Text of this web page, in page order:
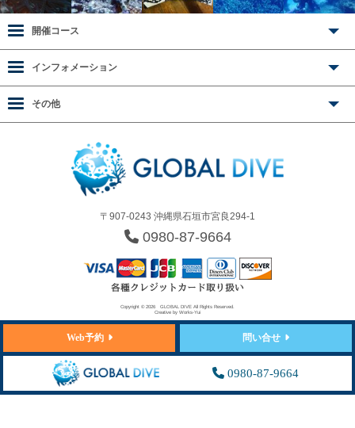
〒907-0243 沖縄県石垣市宮良294-1
0980-87-9664
開催コース
インフォメーション
その他
Copyright © 2026 GLOBAL DIVE All Rights Reserved.
Creative by Works-Yui
Web予約 問い合せ
0980-87-9664